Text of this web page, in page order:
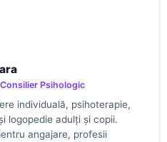
Psihologic
individuală, psihoterapie,
logopedie adulți și copii.
angajare, profesii